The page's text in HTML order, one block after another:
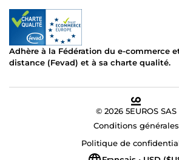
Adhère à la Fédération du e-commerce
distance (Fevad) et à sa charte qualité.
© 2026 5EUROS SAS
Conditions générales
Politique de